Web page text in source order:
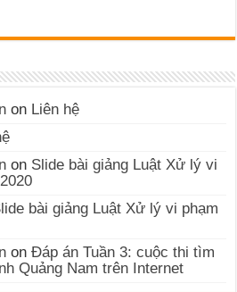
on Liên hệ
on Slide bài giảng Luật Xử lý vi
bài giảng Luật Xử lý vi phạm
onĐáp án Tuần 3: cuộc thi tìm
Quảng Nam trên Internet